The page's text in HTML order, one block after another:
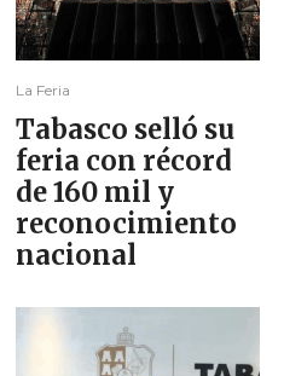
La Feria
Tabasco selló su
feria con récord
de 160 mil y
reconocimiento
nacional